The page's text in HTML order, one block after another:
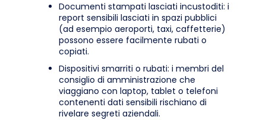
Documenti stampati lasciati incustoditi: i
report sensibili lasciati in spazi pubblici
(ad esempio aeroporti, taxi, caffetterie)
possono essere facilmente rubati o
copiati.
Dispositivi smarriti o rubati: i membri del
consiglio di amministrazione che
viaggiano con laptop, tablet o telefoni
contenenti dati sensibili rischiano di
rivelare segreti aziendali.